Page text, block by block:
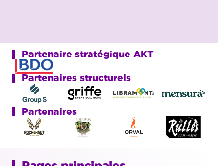
Partenaire stratégique AKT
Partenaires structurels
Partenaires